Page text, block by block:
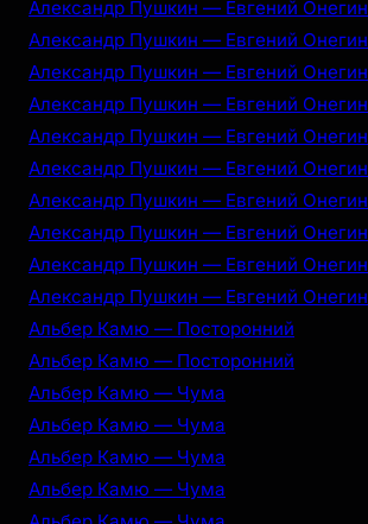
Александр Пушкин — Евгений Онегин
Александр Пушкин — Евгений Онегин
Александр Пушкин — Евгений Онегин
Александр Пушкин — Евгений Онегин
Александр Пушкин — Евгений Онегин
Александр Пушкин — Евгений Онегин
Александр Пушкин — Евгений Онегин
Александр Пушкин — Евгений Онегин
Александр Пушкин — Евгений Онегин
Александр Пушкин — Евгений Онегин
Альбер Камю — Посторонний
Альбер Камю — Посторонний
Альбер Камю — Чума
Альбер Камю — Чума
Альбер Камю — Чума
Альбер Камю — Чума